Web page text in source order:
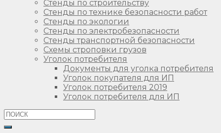
Стенды по строительству
Стенды по технике безопасности работ
Стенды по экологии
Стенды по электробезопасности
Стенды транспортной безопасности
Схемы строповки грузов
Уголок потребителя
Документы для уголка потребителя
Уголок покупателя для ИП
Уголок потребителя 2019
Уголок потребителя для ИП